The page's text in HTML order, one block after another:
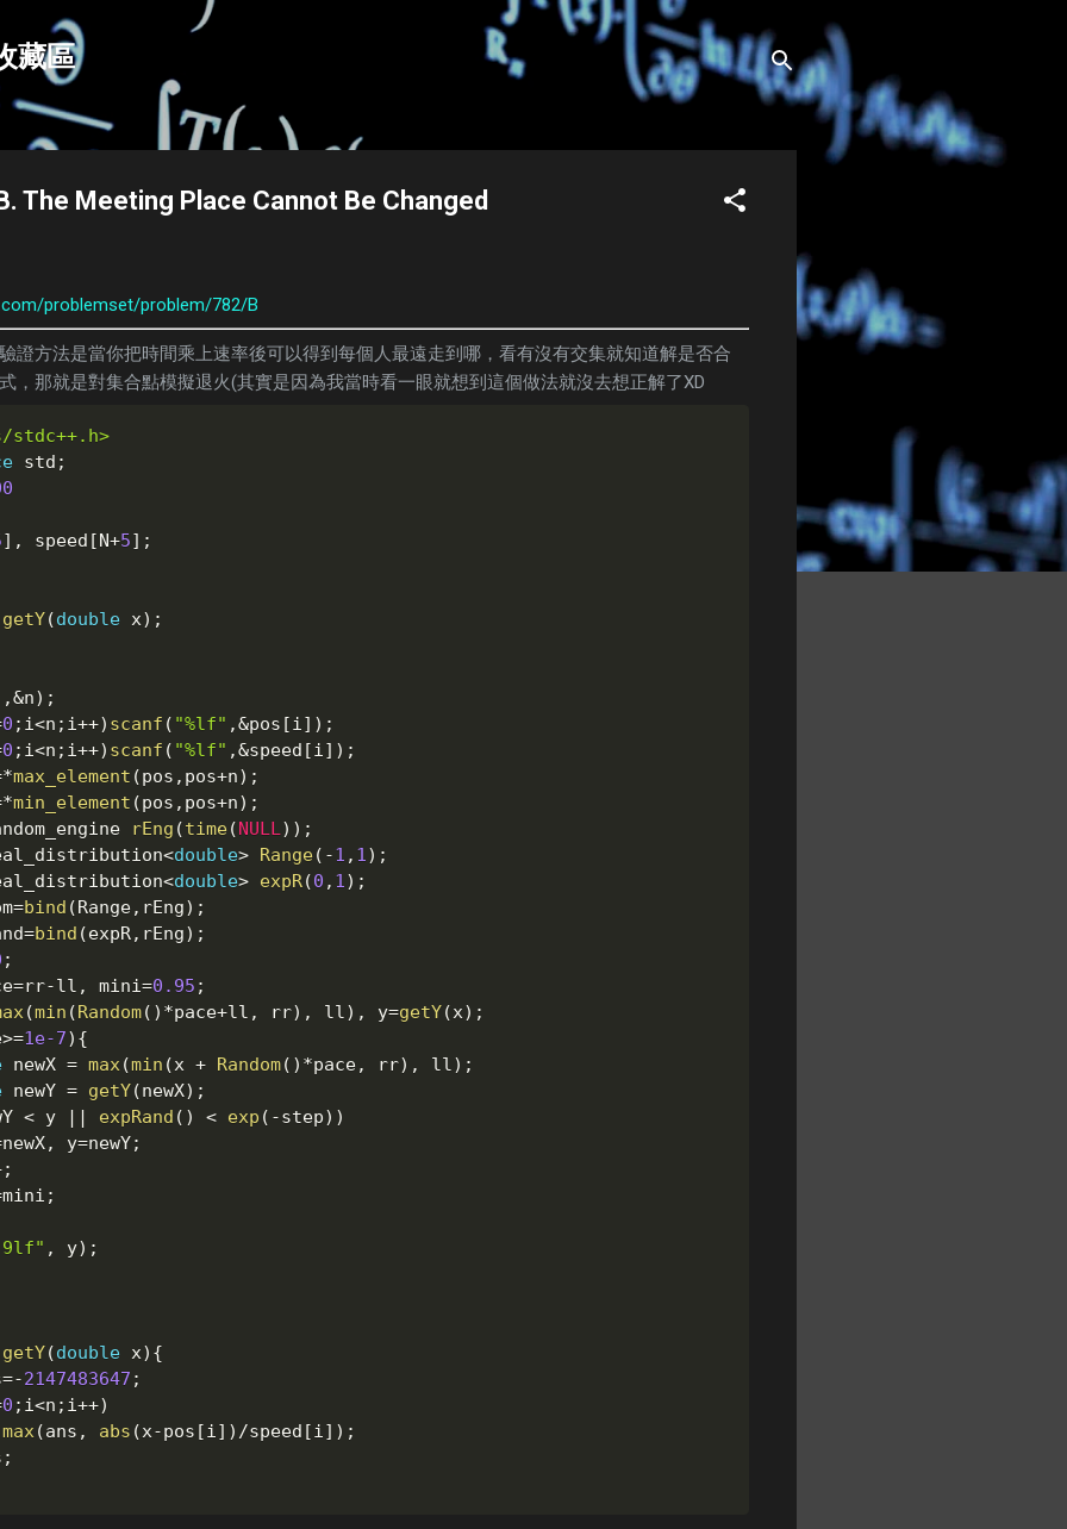
藏區
The Meeting Place Cannot Be Changed
problemset/problem/782/B
證方法是當你把時間乘上速率後可以得到每個人最遠走到哪，看有沒有交集就知道解是否合
，那就是對集合點模擬退火(其實是因為我當時看一眼就想到這個做法就沒去想正解了XD
stdc++.h>
std ;
] , speed [N+5] ;
getY(double x) ;
,&n) ;
0 ; i<n ; i++) scanf ( "%lf" ,&pos [i] ) ;
0 ; i<n ; i++) scanf ( "%lf" ,&speed [i] ) ;
*max_element (pos , pos+n) ;
*min_element (pos , pos+n) ;
rEng (time(NULL) ) ;
<double> Range( -1 , 1) ;
<double> expR(0 , 1) ;
=bind (Range, rEng) ;
=bind (expR, rEng) ;
;
=rr-ll , mini=0.95 ;
(min (Random( ) *pace+ll , rr) , ll) , y=getY(x) ;
>=1e-7) {
newX = max(min (x + Random( ) *pace, rr) , ll) ;
newY = getY(newX) ;
< y || expRand ( ) < exp ( -step) )
newX, y=newY;
;
mini ;
, y) ;
getY(double x) {
=-2147483647 ;
0 ; i<n ; i++)
max(ans , abs (x-pos [i] ) /speed [i] ) ;
;